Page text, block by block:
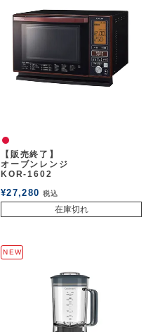
赤
【販売終了】
オーブンレンジ
KOR-1602
¥27,280 税込
在庫切れ
NEW